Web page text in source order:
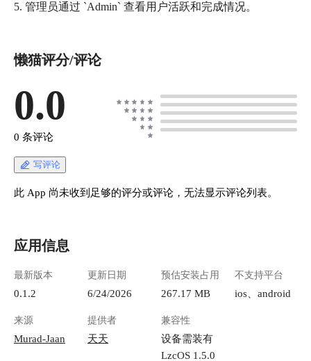
5. 管理员通过 `Admin` 查看用户活跃和完成情况。
懒猫评分/评论
0.0
0 条评论
写评论
此 App 尚未收到足够的评分或评论，无法显示评论列表。
应用信息
最新版本
0.1.2
更新日期
6/24/2026
预估安装占用
267.17 MB
不支持平台
ios、android
来源
Murad-Jaan
提供者
天天
兼容性
设备需装有
LzcOS 1.5.0